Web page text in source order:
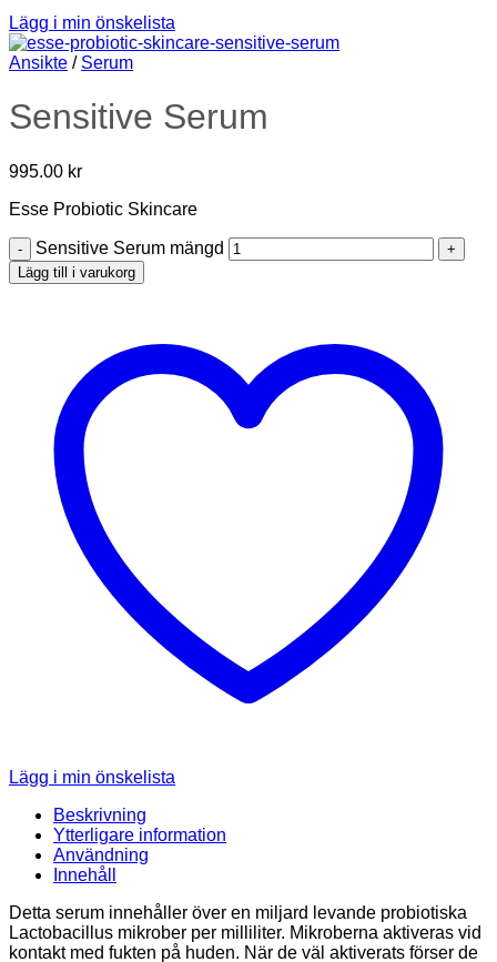
Lägg i min önskelista
Ansikte / Serum
Sensitive Serum
995.00 kr
Esse Probiotic Skincare
Sensitive Serum mängd
Lägg till i varukorg
Lägg i min önskelista
Beskrivning
Ytterligare information
Användning
Innehåll
Detta serum innehåller över en miljard levande probiotiska
Lactobacillus mikrober per milliliter. Mikroberna aktiveras vid
kontakt med fukten på huden. När de väl aktiverats förser de